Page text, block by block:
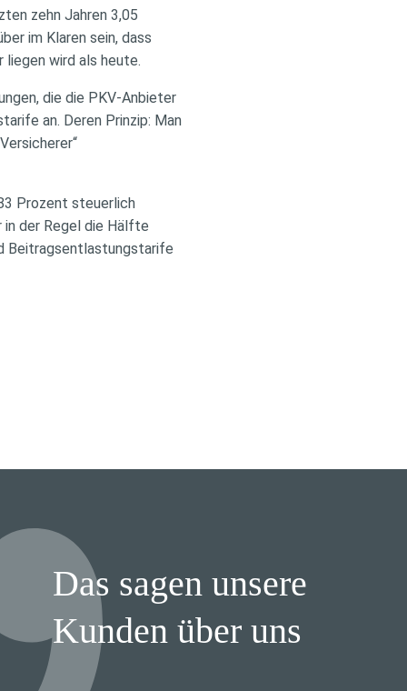
zehn Jahren 3,05
im Klaren sein, dass
liegen wird als heute.
die die PKV-Anbieter
an. Deren Prinzip: Man
Prozent steuerlich
der Regel die Hälfte
Beitragsentlastungstarife
Das sagen unsere
Kunden über uns